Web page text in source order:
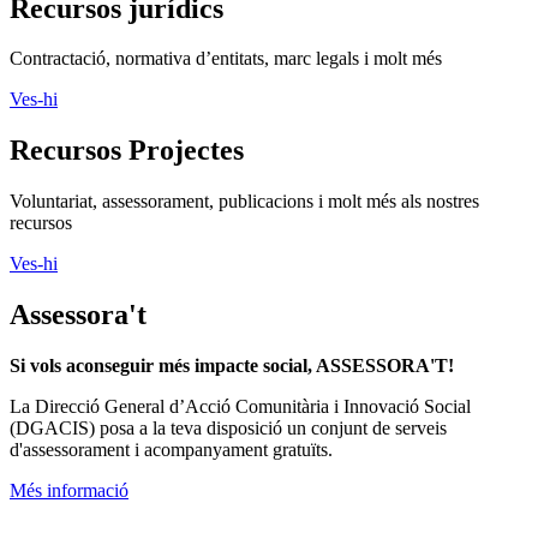
Recursos jurídics
Contractació, normativa d’entitats, marc legals i molt més
Ves-hi
Recursos Projectes
Voluntariat, assessorament, publicacions i molt més als nostres
recursos
Ves-hi
Assessora't
Si vols aconseguir més impacte social, ASSESSORA'T!
La Direcció General d’Acció Comunitària i Innovació Social
(DGACIS) posa a la teva disposició un conjunt de serveis
d'assessorament i acompanyament gratuïts.
Més informació